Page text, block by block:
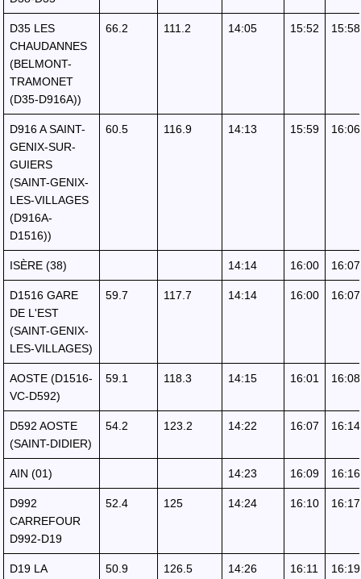
D35 LES
CHAUDANNES
(BELMONT-
TRAMONET
(D35-D916A))
66.2 111.2 14:05 15:52 15:58
D916 A SAINT-
GENIX-SUR-
GUIERS
(SAINT-GENIX-
LES-VILLAGES
(D916A-
D1516))
60.5 116.9 14:13 15:59 16:06
ISÈRE (38) 14:14 16:00 16:07
D1516 GARE
DE L'EST
(SAINT-GENIX-
LES-VILLAGES)
59.7 117.7 14:14 16:00 16:07
AOSTE (D1516-
VC-D592)
59.1 118.3 14:15 16:01 16:08
D592 AOSTE
(SAINT-DIDIER)
54.2 123.2 14:22 16:07 16:14
AIN (01) 14:23 16:09 16:16
D992
CARREFOUR
D992-D19
52.4 125 14:24 16:10 16:17
D19 LA
50.9 126.5 14:26 16:11 16:19